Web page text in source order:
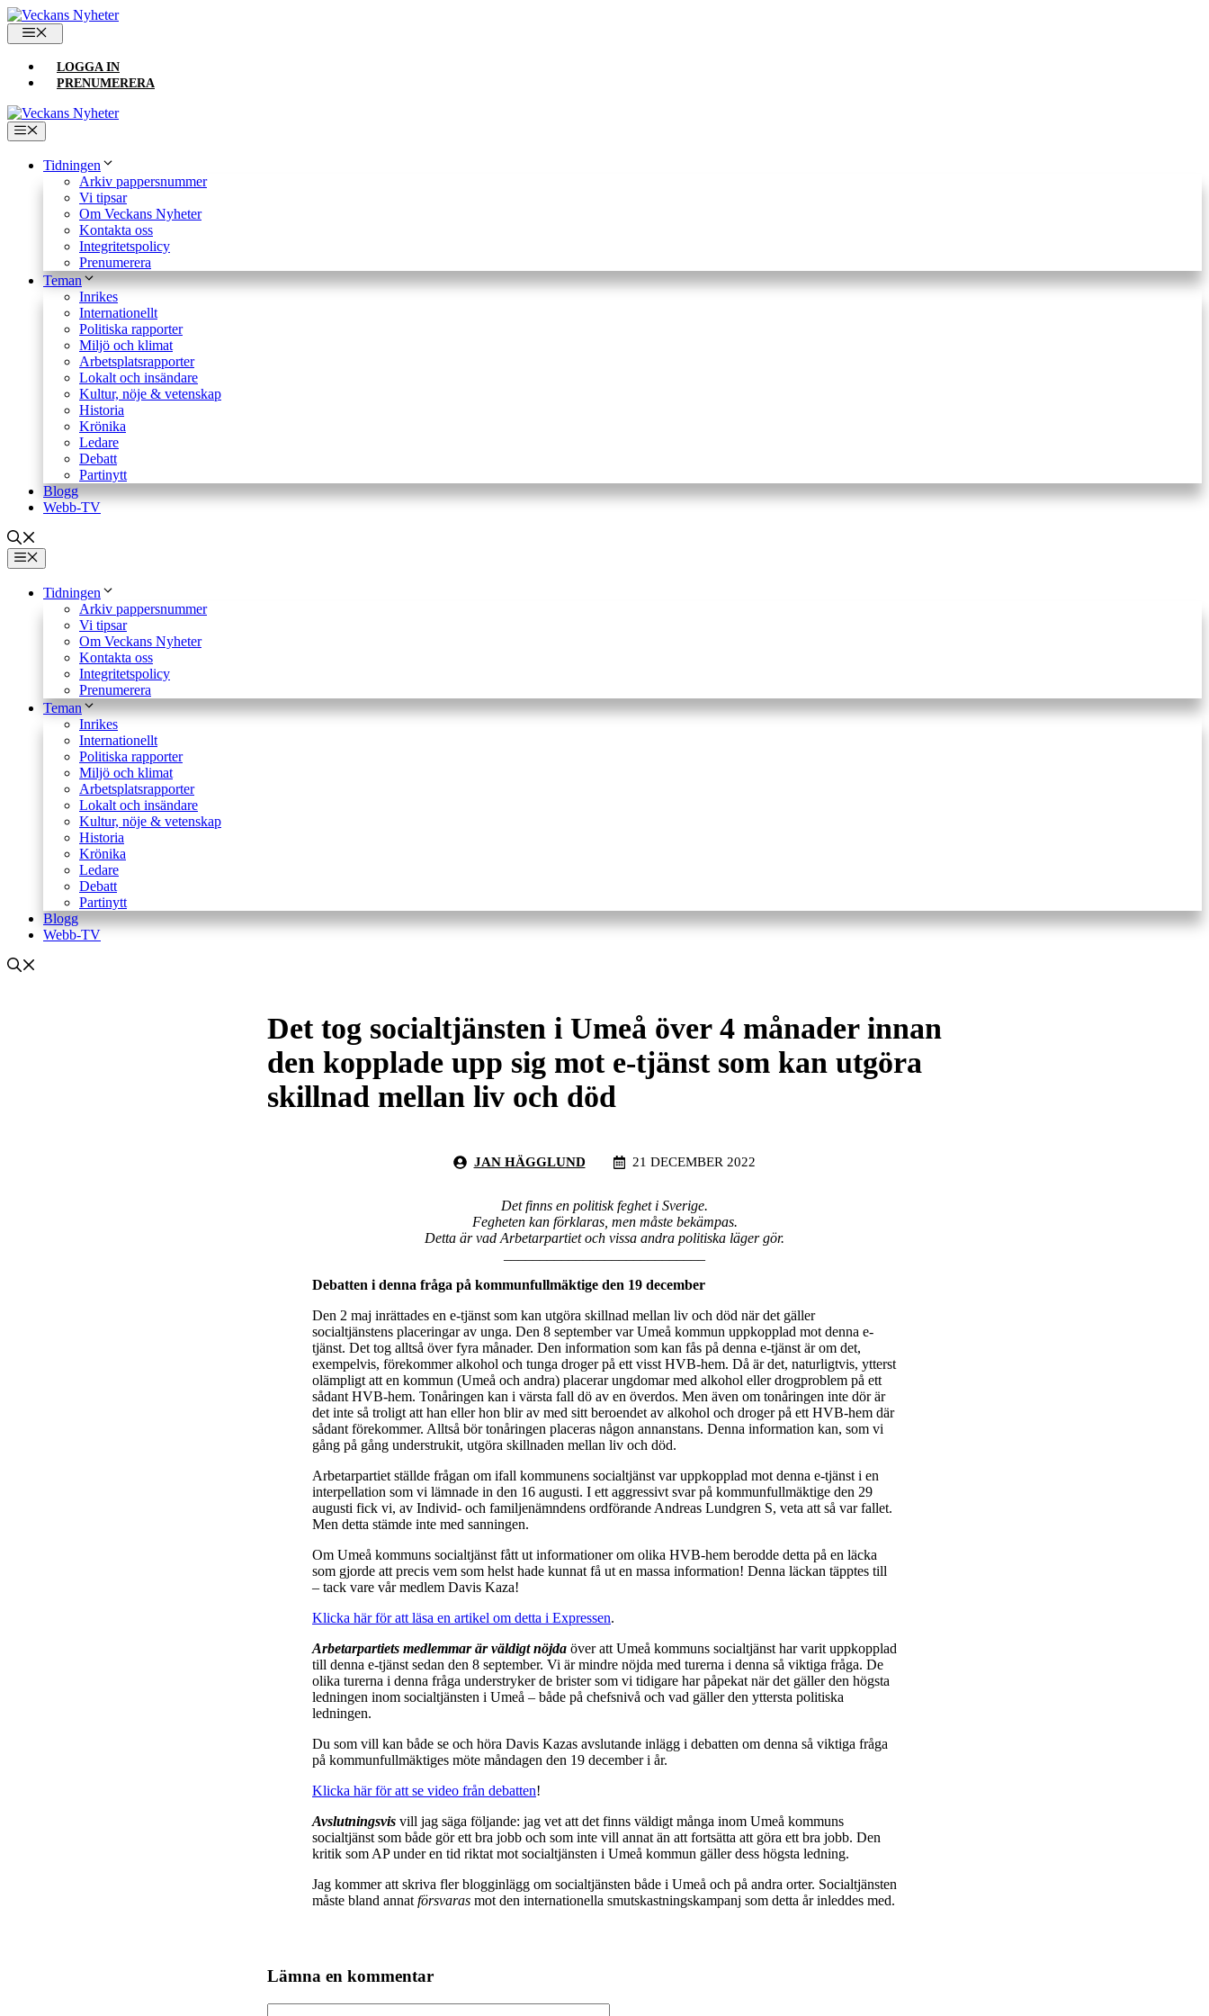
Hoppa
till
innehåll
LOGGA IN
PRENUMERERA
Meny
Tidningen
Arkiv pappersnummer
Vi tipsar
Om Veckans Nyheter
Kontakta oss
Integritetspolicy
Prenumerera
Teman
Inrikes
Internationellt
Politiska rapporter
Miljö och klimat
Arbetsplatsrapporter
Lokalt och insändare
Kultur, nöje & vetenskap
Historia
Krönika
Ledare
Debatt
Partinytt
Blogg
Webb-TV
Meny
Tidningen
Arkiv pappersnummer
Vi tipsar
Om Veckans Nyheter
Kontakta oss
Integritetspolicy
Prenumerera
Teman
Inrikes
Internationellt
Politiska rapporter
Miljö och klimat
Arbetsplatsrapporter
Lokalt och insändare
Kultur, nöje & vetenskap
Historia
Krönika
Ledare
Debatt
Partinytt
Blogg
Webb-TV
Det tog socialtjänsten i Umeå över 4 månader innan
den kopplade upp sig mot e-tjänst som kan utgöra
skillnad mellan liv och död
JAN HÄGGLUND 21 DECEMBER 2022
Det finns en politisk feghet i Sverige.
Fegheten kan förklaras, men måste bekämpas.
Detta är vad Arbetarpartiet och vissa andra politiska läger gör.
Debatten i denna fråga på kommunfullmäktige den 19 december
Den 2 maj inrättades en e-tjänst som kan utgöra skillnad mellan liv och död när det gäller
socialtjänstens placeringar av unga. Den 8 september var Umeå kommun uppkopplad mot denna e-
tjänst. Det tog alltså över fyra månader. Den information som kan fås på denna e-tjänst är om det,
exempelvis, förekommer alkohol och tunga droger på ett visst HVB-hem. Då är det, naturligtvis, ytterst
olämpligt att en kommun (Umeå och andra) placerar ungdomar med alkohol eller drogproblem på ett
sådant HVB-hem. Tonåringen kan i värsta fall dö av en överdos. Men även om tonåringen inte dör är
det inte så troligt att han eller hon blir av med sitt beroendet av alkohol och droger på ett HVB-hem där
sådant förekommer. Alltså bör tonåringen placeras någon annanstans. Denna information kan, som vi
gång på gång understrukit, utgöra skillnaden mellan liv och död.
Arbetarpartiet ställde frågan om ifall kommunens socialtjänst var uppkopplad mot denna e-tjänst i en
interpellation som vi lämnade in den 16 augusti. I ett aggressivt svar på kommunfullmäktige den 29
augusti fick vi, av Individ- och familjenämndens ordförande Andreas Lundgren S, veta att så var fallet.
Men detta stämde inte med sanningen.
Om Umeå kommuns socialtjänst fått ut informationer om olika HVB-hem berodde detta på en läcka
som gjorde att precis vem som helst hade kunnat få ut en massa information! Denna läckan täpptes till
– tack vare vår medlem Davis Kaza!
Klicka här för att läsa en artikel om detta i Expressen.
Arbetarpartiets medlemmar är väldigt nöjda över att Umeå kommuns socialtjänst har varit uppkopplad
till denna e-tjänst sedan den 8 september. Vi är mindre nöjda med turerna i denna så viktiga fråga. De
olika turerna i denna fråga understryker de brister som vi tidigare har påpekat när det gäller den högsta
ledningen inom socialtjänsten i Umeå – både på chefsnivå och vad gäller den yttersta politiska
ledningen.
Du som vill kan både se och höra Davis Kazas avslutande inlägg i debatten om denna så viktiga fråga
på kommunfullmäktiges möte måndagen den 19 december i år.
Klicka här för att se video från debatten!
Avslutningsvis vill jag säga följande: jag vet att det finns väldigt många inom Umeå kommuns
socialtjänst som både gör ett bra jobb och som inte vill annat än att fortsätta att göra ett bra jobb. Den
kritik som AP under en tid riktat mot socialtjänsten i Umeå kommun gäller dess högsta ledning.
Jag kommer att skriva fler blogginlägg om socialtjänsten både i Umeå och på andra orter. Socialtjänsten
måste bland annat försvaras mot den internationella smutskastningskampanj som detta år inleddes med.
Lämna en kommentar